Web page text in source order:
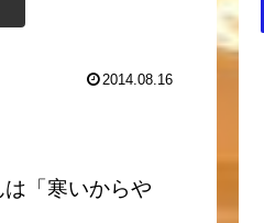
2014.08.16
「寒いからや